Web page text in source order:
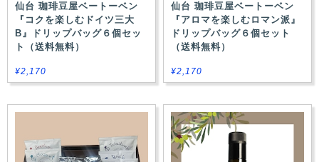
仙台 珈琲豆屋ベートーベン
『コクを楽しむドイツ三大
B』ドリップバッグ６個セッ
ト（送料無料）
¥2,170
仙台 珈琲豆屋ベートーベン
『アロマを楽しむロマン派』
ドリップバッグ６個セット
（送料無料）
¥2,170